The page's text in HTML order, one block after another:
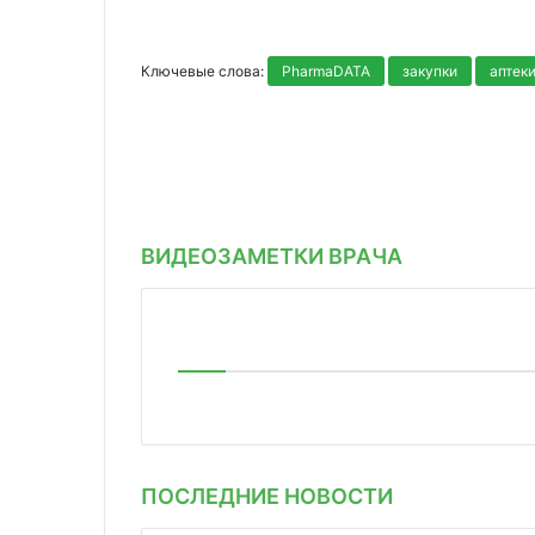
Ключевые слова: PharmaDATA закупки аптеки
ВИДЕОЗАМЕТКИ ВРАЧА
ПОСЛЕДНИЕ НОВОСТИ